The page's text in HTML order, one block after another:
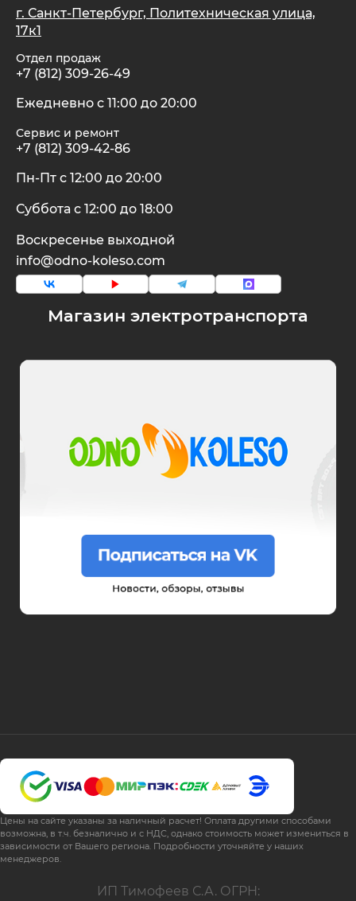
Магазин электротранспорта
г. Санкт-Петербург, Политехническая улица,
17к1
Отдел продаж
+7 (812) 309-26-49
Ежедневно с 11:00 до 20:00
Сервис и ремонт
+7 (812) 309-42-86
Пн-Пт с 12:00 до 20:00
Суббота с 12:00 до 18:00
Воскресенье выходной
info@odno-koleso.com
ИП Тимофеев С.А. ОГРН:
Цены на сайте указаны за наличный расчет! Оплата другими способами
возможна, в т.ч. безналично и с НДС, однако стоимость может измениться в
зависимости от Вашего региона. Подробности уточняйте у наших
менеджеров.